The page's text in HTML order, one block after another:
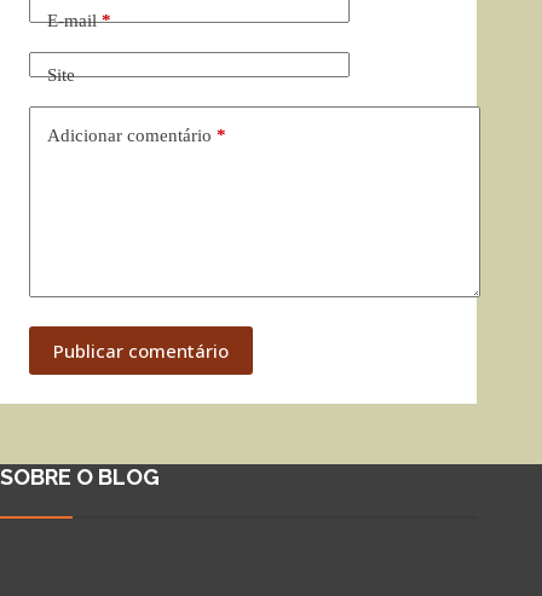
E-mail*
Site
Adicionar comentário *
Publicar comentário
SOBRE O BLOG